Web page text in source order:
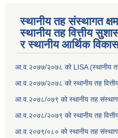
स्थानीय तह संस्थागत
स्थानीय तह वित्तीय
र स्थानीय आर्थिक
आ.व.२०७७/२०७८ को LISA (स्थानीय
आ.व.२०७७/२०७८ को स्थानीय तह
आ.व.२०७८/०७९ को स्थानीय तह
आ.व.२०७८/२०७९ को स्थानीय तह
आ.व.२०७९/०८० को स्थानीय तह